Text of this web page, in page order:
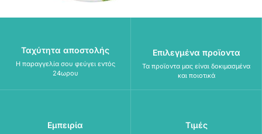
Ταχύτητα αποστολής
Η παραγγελία σου φεύγει εντός
24ωρου
Επιλεγμένα προϊοντα
Τα προϊοντα μας είναι δοκιμασμένα
και ποιοτικά
Εμπειρία Τιμές